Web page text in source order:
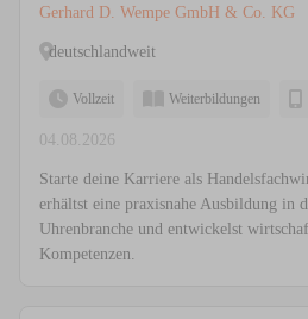
Gerhard D. Wempe GmbH & Co. KG
deutschlandweit
Vollzeit Weiterbildungen
04.08.2026
Starte deine Karriere als
erhältst eine praxisnahe Ausbildung in
Uhrenbranche und entwickelst
Kompetenzen.